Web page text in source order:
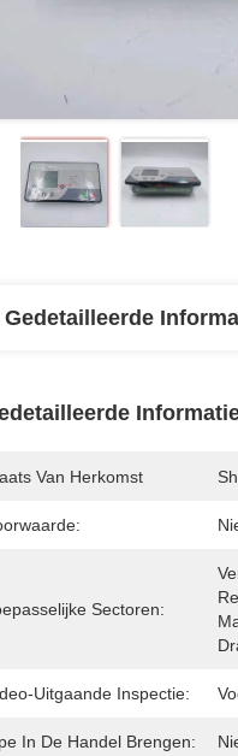
Gedetailleerde
Van Herkomst
Sectoren:
Uitgaande Inspectie:
In De Handel Brengen: